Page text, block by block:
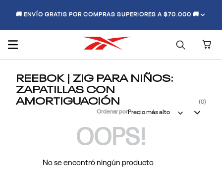
🚚 ENVÍO GRATIS POR COMPRAS SUPERIORES A $70.000 🚚
REEBOK | ZIG PARA NIÑOS:
ZAPATILLAS CON
AMORTIGUACIÓN 0
Ordenar porPrecio más alto
OOPS!
No se encontró ningún producto